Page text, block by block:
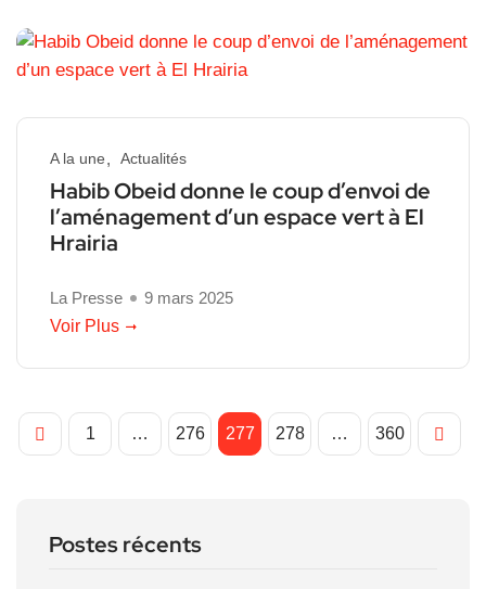
A la une Actualités
Habib Obeid donne le coup d’envoi de
l’aménagement d’un espace vert à El
Hrairia
La Presse
9 mars 2025
Voir Plus
1 … 276 277 278 … 360
Postes récents